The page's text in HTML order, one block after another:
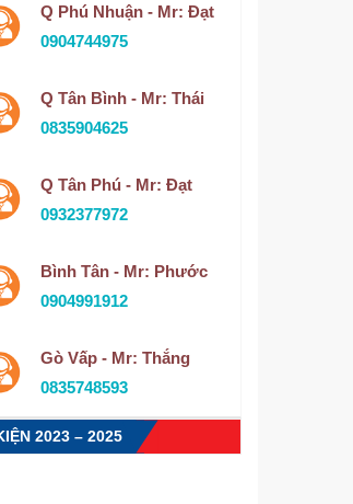
Q Phú Nhuận - Mr: Đạt
0904744975
Q Tân Bình - Mr: Thái
0835904625
Q Tân Phú - Mr: Đạt
0932377972
Bình Tân - Mr: Phước
0904991912
Gò Vấp - Mr: Thắng
0835748593
2023 – 2025